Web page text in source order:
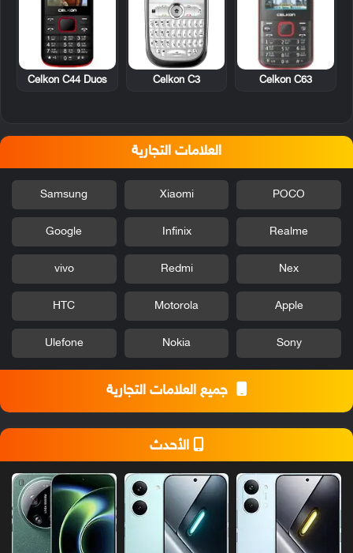
Celkon C63
Celkon C3
Celkon C44 Duos
العلامات التجارية
POCO
Xiaomi
Samsung
Realme
Infinix
Google
Nex
Redmi
vivo
Apple
Motorola
HTC
Sony
Nokia
Ulefone
جميع العلامات التجارية
الأحدث